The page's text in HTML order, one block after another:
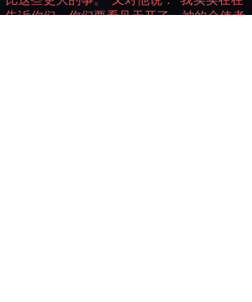
告诉你们，你们要看见天开了，神的众使者